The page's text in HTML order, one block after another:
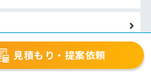
見積もり・提案依頼